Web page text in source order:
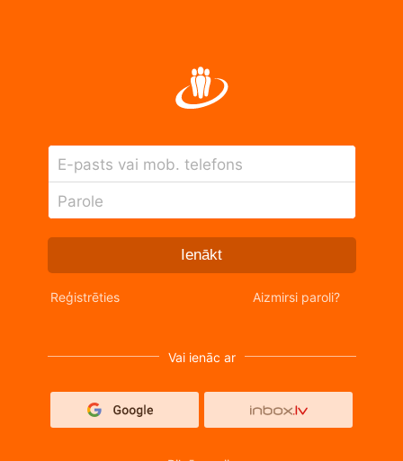
E-pasts vai mob. telefons
Parole
Ienākt
Reģistrēties Aizmirsi paroli?
Vai ienāc ar